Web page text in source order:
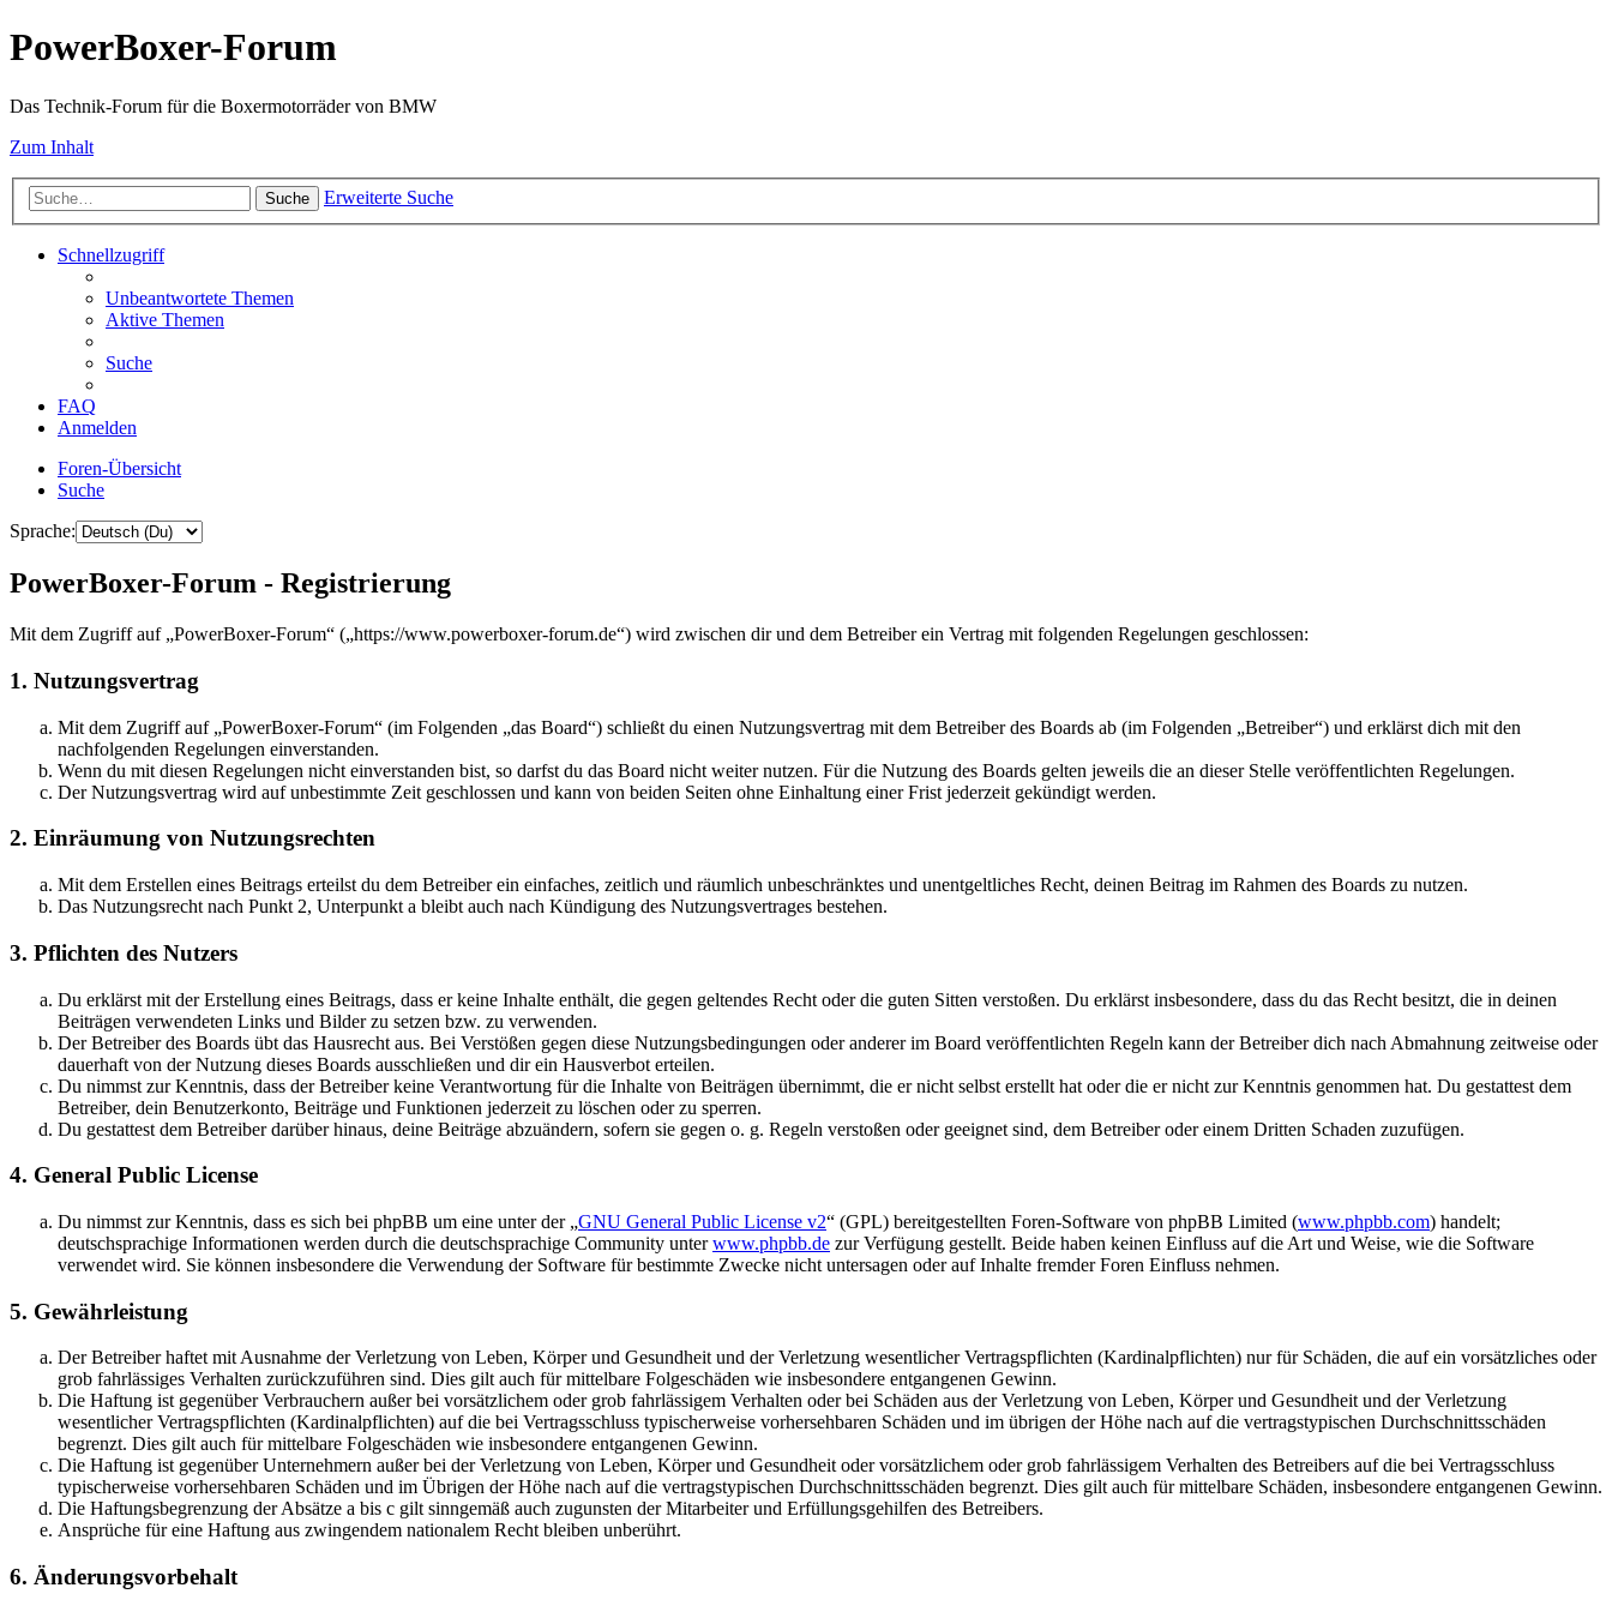
PowerBoxer-Forum
Das Technik-Forum für die Boxermotorräder von BMW
Zum Inhalt
Suche Erweiterte Suche
Schnellzugriff
Unbeantwortete Themen
Aktive Themen
Suche
FAQ
Anmelden
Foren-Übersicht
Suche
Sprache:
PowerBoxer-Forum - Registrierung
Mit dem Zugriff auf „PowerBoxer-Forum“ („https://www.powerboxer-forum.de“) wird zwischen dir und dem Betreiber ein Vertrag mit folgenden Regelungen geschlossen:
1. Nutzungsvertrag
Mit dem Zugriff auf „PowerBoxer-Forum“ (im Folgenden „das Board“) schließt du einen Nutzungsvertrag mit dem Betreiber des Boards ab (im Folgenden „Betreiber“) und erklärst dich mit den
nachfolgenden Regelungen einverstanden.
Wenn du mit diesen Regelungen nicht einverstanden bist, so darfst du das Board nicht weiter nutzen. Für die Nutzung des Boards gelten jeweils die an dieser Stelle veröffentlichten Regelungen.
Der Nutzungsvertrag wird auf unbestimmte Zeit geschlossen und kann von beiden Seiten ohne Einhaltung einer Frist jederzeit gekündigt werden.
2. Einräumung von Nutzungsrechten
Mit dem Erstellen eines Beitrags erteilst du dem Betreiber ein einfaches, zeitlich und räumlich unbeschränktes und unentgeltliches Recht, deinen Beitrag im Rahmen des Boards zu nutzen.
Das Nutzungsrecht nach Punkt 2, Unterpunkt a bleibt auch nach Kündigung des Nutzungsvertrages bestehen.
3. Pflichten des Nutzers
Du erklärst mit der Erstellung eines Beitrags, dass er keine Inhalte enthält, die gegen geltendes Recht oder die guten Sitten verstoßen. Du erklärst insbesondere, dass du das Recht besitzt, die in deinen
Beiträgen verwendeten Links und Bilder zu setzen bzw. zu verwenden.
Der Betreiber des Boards übt das Hausrecht aus. Bei Verstößen gegen diese Nutzungsbedingungen oder anderer im Board veröffentlichten Regeln kann der Betreiber dich nach Abmahnung zeitweise oder
dauerhaft von der Nutzung dieses Boards ausschließen und dir ein Hausverbot erteilen.
Du nimmst zur Kenntnis, dass der Betreiber keine Verantwortung für die Inhalte von Beiträgen übernimmt, die er nicht selbst erstellt hat oder die er nicht zur Kenntnis genommen hat. Du gestattest dem
Betreiber, dein Benutzerkonto, Beiträge und Funktionen jederzeit zu löschen oder zu sperren.
Du gestattest dem Betreiber darüber hinaus, deine Beiträge abzuändern, sofern sie gegen o. g. Regeln verstoßen oder geeignet sind, dem Betreiber oder einem Dritten Schaden zuzufügen.
4. General Public License
Du nimmst zur Kenntnis, dass es sich bei phpBB um eine unter der „GNU General Public License v2“ (GPL) bereitgestellten Foren-Software von phpBB Limited (www.phpbb.com) handelt;
deutschsprachige Informationen werden durch die deutschsprachige Community unterwww.phpbb.de zur Verfügung gestellt. Beide haben keinen Einfluss auf die Art und Weise, wie die Software
verwendet wird. Sie können insbesondere die Verwendung der Software für bestimmte Zwecke nicht untersagen oder auf Inhalte fremder Foren Einfluss nehmen.
5. Gewährleistung
Der Betreiber haftet mit Ausnahme der Verletzung von Leben, Körper und Gesundheit und der Verletzung wesentlicher Vertragspflichten (Kardinalpflichten) nur für Schäden, die auf ein vorsätzliches oder
grob fahrlässiges Verhalten zurückzuführen sind. Dies gilt auch für mittelbare Folgeschäden wie insbesondere entgangenen Gewinn.
Die Haftung ist gegenüber Verbrauchern außer bei vorsätzlichem oder grob fahrlässigem Verhalten oder bei Schäden aus der Verletzung von Leben, Körper und Gesundheit und der Verletzung
wesentlicher Vertragspflichten (Kardinalpflichten) auf die bei Vertragsschluss typischerweise vorhersehbaren Schäden und im übrigen der Höhe nach auf die vertragstypischen Durchschnittsschäden
begrenzt. Dies gilt auch für mittelbare Folgeschäden wie insbesondere entgangenen Gewinn.
Die Haftung ist gegenüber Unternehmern außer bei der Verletzung von Leben, Körper und Gesundheit oder vorsätzlichem oder grob fahrlässigem Verhalten des Betreibers auf die bei Vertragsschluss
typischerweise vorhersehbaren Schäden und im Übrigen der Höhe nach auf die vertragstypischen Durchschnittsschäden begrenzt. Dies gilt auch für mittelbare Schäden, insbesondere entgangenen Gewinn.
Die Haftungsbegrenzung der Absätze a bis c gilt sinngemäß auch zugunsten der Mitarbeiter und Erfüllungsgehilfen des Betreibers.
Ansprüche für eine Haftung aus zwingendem nationalem Recht bleiben unberührt.
6. Änderungsvorbehalt